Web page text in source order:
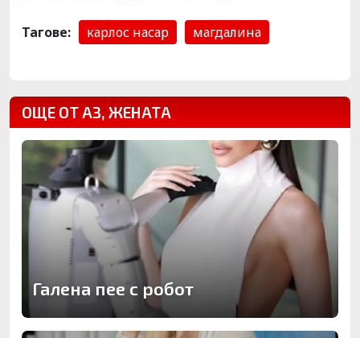
Тагове: карлос насар магдалина
ОЩЕ ОТ АЗ, ЖЕНАТА
Галена пее с робот